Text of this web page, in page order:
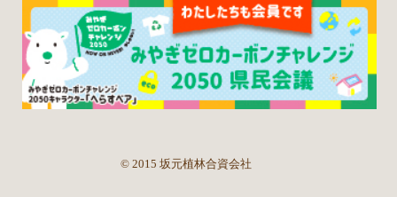
© 2015 坂元植林合資会社